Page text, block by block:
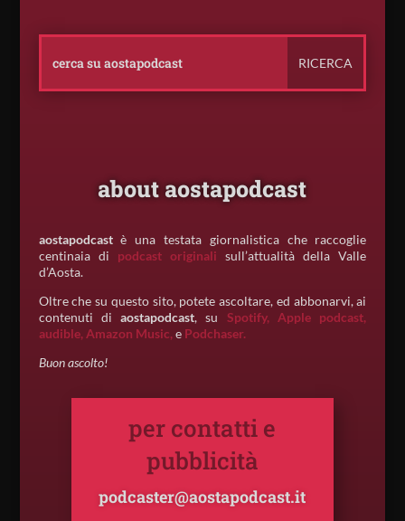
about aostapodcast
aostapodcastè una testata giornalistica che raccoglie
centinaia di podcast originali sull’attualità della Valle
d’Aosta.
Oltre che su questo sito, potete ascoltare, ed abbonarvi, ai
contenuti diaostapodcast, su Spotify, Apple podcast,
audible, Amazon Music,e Podchaser.
Buon ascolto!
per contatti e
pubblicità
podcaster@aostapodcast.it